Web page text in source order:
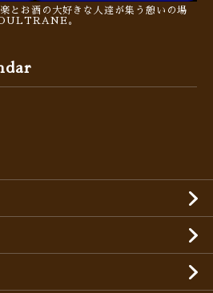
とお酒の大好きな人達が集う憩いの場
。